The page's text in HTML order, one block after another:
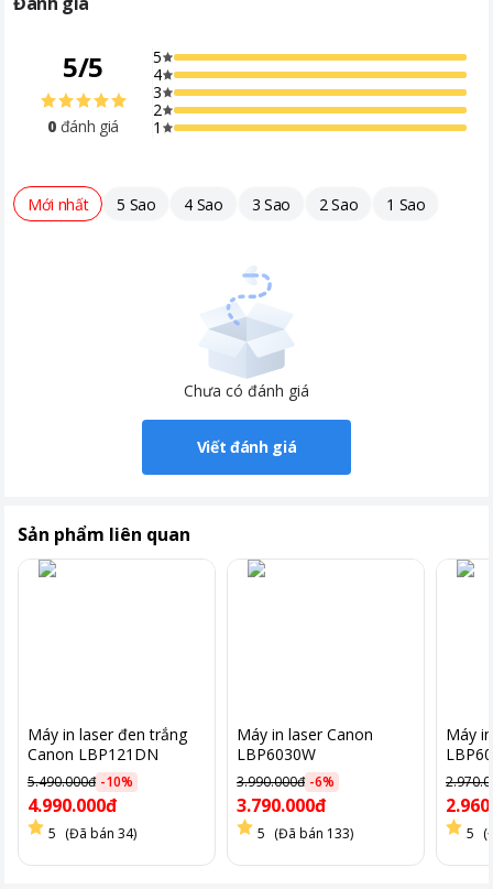
5/5
0 đánh giá
5
4
3
2
1
Mới nhất 5 Sao 4 Sao 3 Sao 2 Sao 1 Sao
Chưa có đánh giá
Viết đánh giá
Sản phẩm liên quan
Máy in laser đen trắng
Canon LBP121DN
5.490.000đ -10%
4.990.000đ
5 (Đã bán 34)
Máy in laser Canon
LBP6030W
3.990.000đ -6%
3.790.000đ
5 (Đã bán 133)
Máy
trang/
325)
5